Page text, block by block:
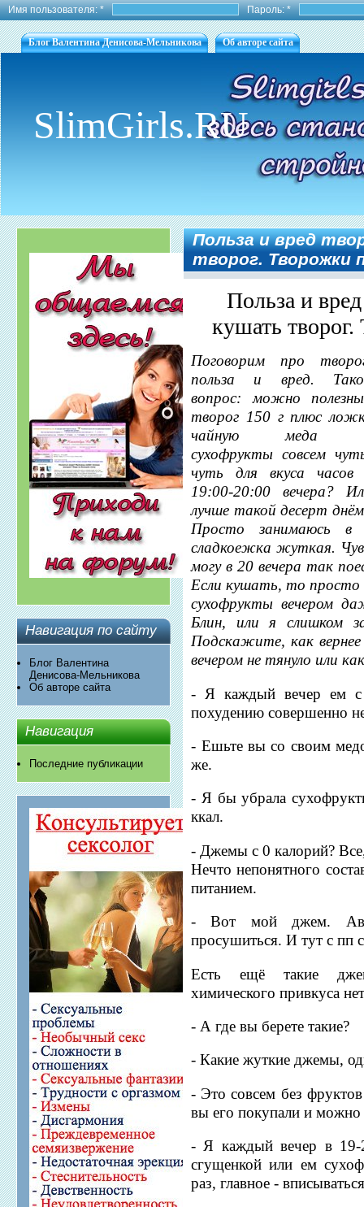
Имя пользователя:* Пароль:*
Блог Валентина Денисова-Мельникова Об авторе сайта
SlimGirls.RU
Навигация по сайту
Блог Валентина
Денисова-Мельникова
Об авторе сайта
Навигация
Последние публикации
Польза и вред
творог. Творожки
Польза и
кушать
Поговорим про
польза и вред.
вопрос: можно
творог 150 г плюс
чайную меда
сухофрукты совсем
чуть для вкуса часов
19:00-20:00 вечера?
лучше такой десерт
Просто занимаюсь
сладкоежка жуткая.
могу в 20 вечера так
Если кушать, то просто
сухофрукты вечером
Блин, или я слишком
Подскажите, как
вечером не тянуло или
- Я каждый вечер ем с
похудению совершенно
- Ешьте вы со своим
же.
- Я бы убрала
ккал.
- Джемы с 0 калорий?
Нечто непонятного
питанием.
- Вот мой джем.
просушиться. И тут с пп
Есть ещё такие
химического привкуса
- А где вы берете такие?
- Какие жуткие джемы,
- Это совсем без
вы его покупали и можно
- Я каждый вечер в
сгущенкой или ем
раз, главное -